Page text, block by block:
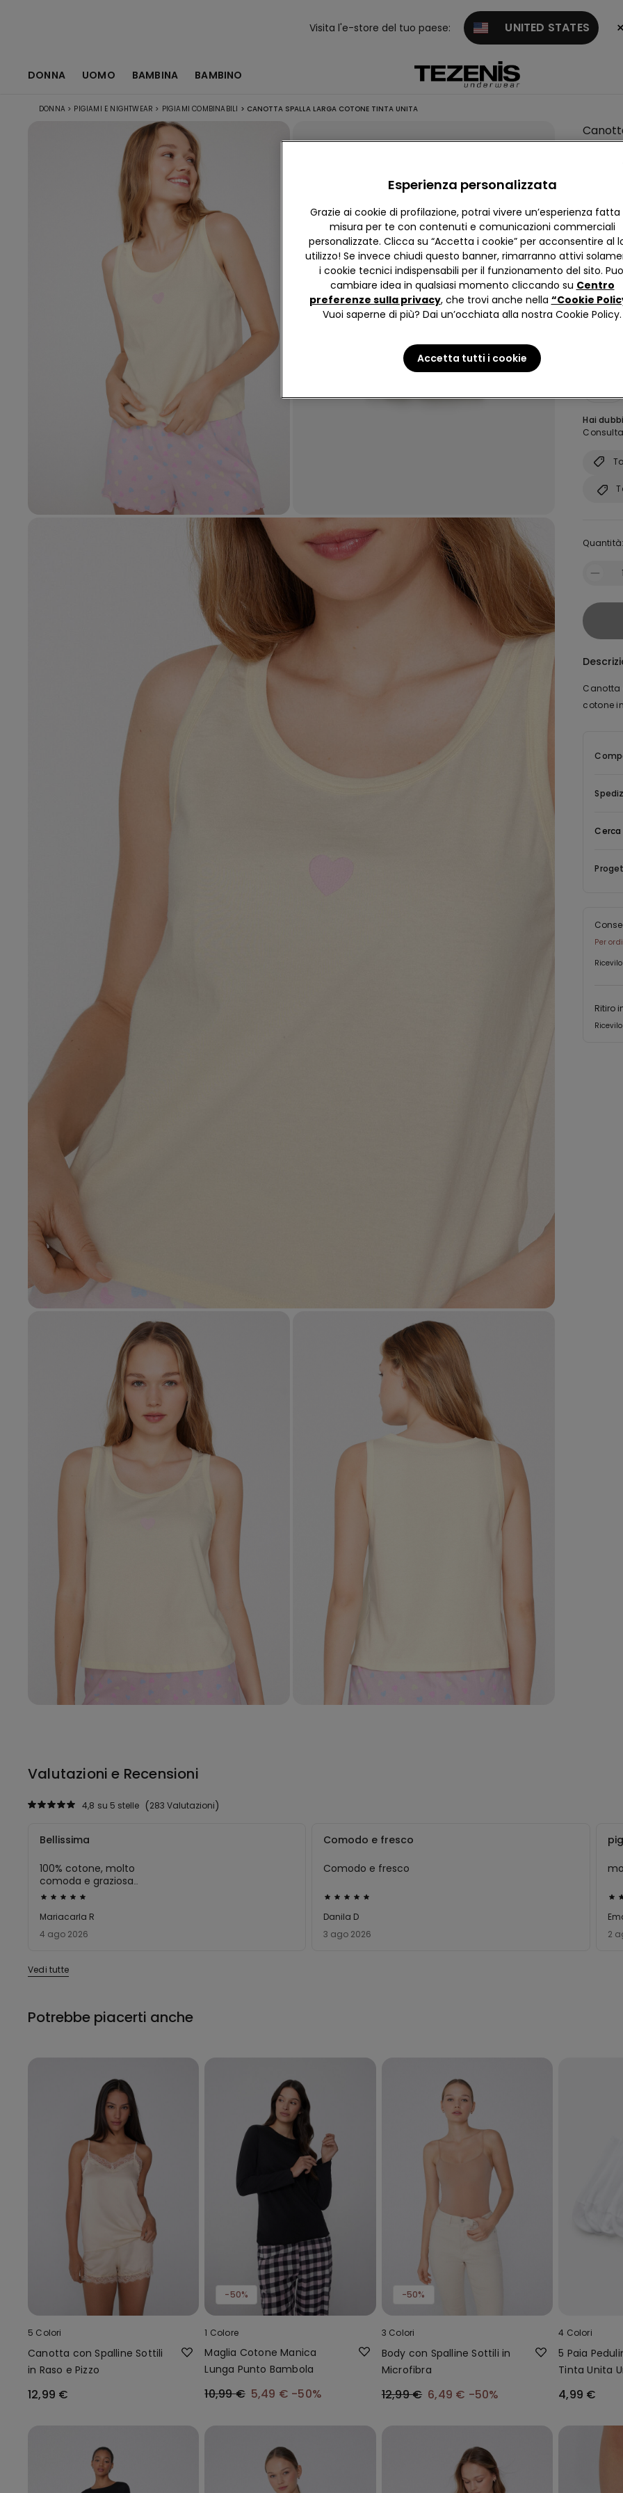
Visita l'e-store del tuo paese: UNITED STATES ×
DONNA UOMO BAMBINA BAMBINO
DONNA > PIGIAMI E NIGHTWEAR > PIGIAMI COMBINABILI > CANOTTA SPALLA LARGA COTONE TINTA UNITA
Tinta
Unita
4,8
Colore:-
Hai
Quantità:
1
Canotta
cotone
Per
Ritiro
Valutazioni e Recensioni
283 Valutazioni
4,8 su 5 stelle
Valutato
5
su
Bellissima
100% cotone, molto
comoda e graziosa
anche da usare come
fuori e non solo come
pigiama in
abbinamento ai
4 ago 2026
Mariacarla R
Valutato
5
su
Comodo e fresco
Comodo e fresco
3 ago 2026
Danila D
5
su
2
Vedi tutte
Potrebbe piacerti anche
5 Colori
Canotta con Spalline Sottili
in Raso e Pizzo
12,99 €
-50%
1 Colore
Maglia Cotone Manica
Lunga Punto Bambola
10,99 € 5,49 € -50%
-50%
3 Colori
Body con Spalline Sottili in
Microfibra
12,99 € 6,49 € -50%
4 Colori
5 Paia
Tinta Unita
4,99 €
Esperienza personalizzata
Grazie ai cookie di profilazione, potrai vivere un’esperienza fatta
misura per te con contenuti e comunicazioni commerciali
personalizzate. Clicca su “Accetta i cookie” per acconsentire al
utilizzo! Se invece chiudi questo banner, rimarranno attivi
i cookie tecnici indispensabili per il funzionamento del sito.
cambiare idea in qualsiasi momento cliccando su Centro
preferenze sulla privacy, che trovi anche nella “Cookie
Vuoi saperne di più? Dai un’occhiata alla nostra Cookie Policy.
Accetta tutti i cookie